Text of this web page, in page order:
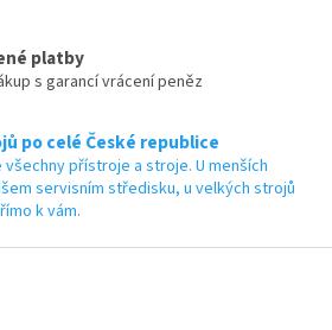
platby
s garancí vrácení peněz
po celé České republice
přístroje a stroje. U menších
servisním středisku, u velkých strojů
k vám.